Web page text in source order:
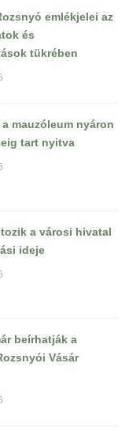
emlékjelei az
és
tükrében
mauzóleum nyáron
tart nyitva
a városi hivatal
ideje
beírhatják a
Vásár